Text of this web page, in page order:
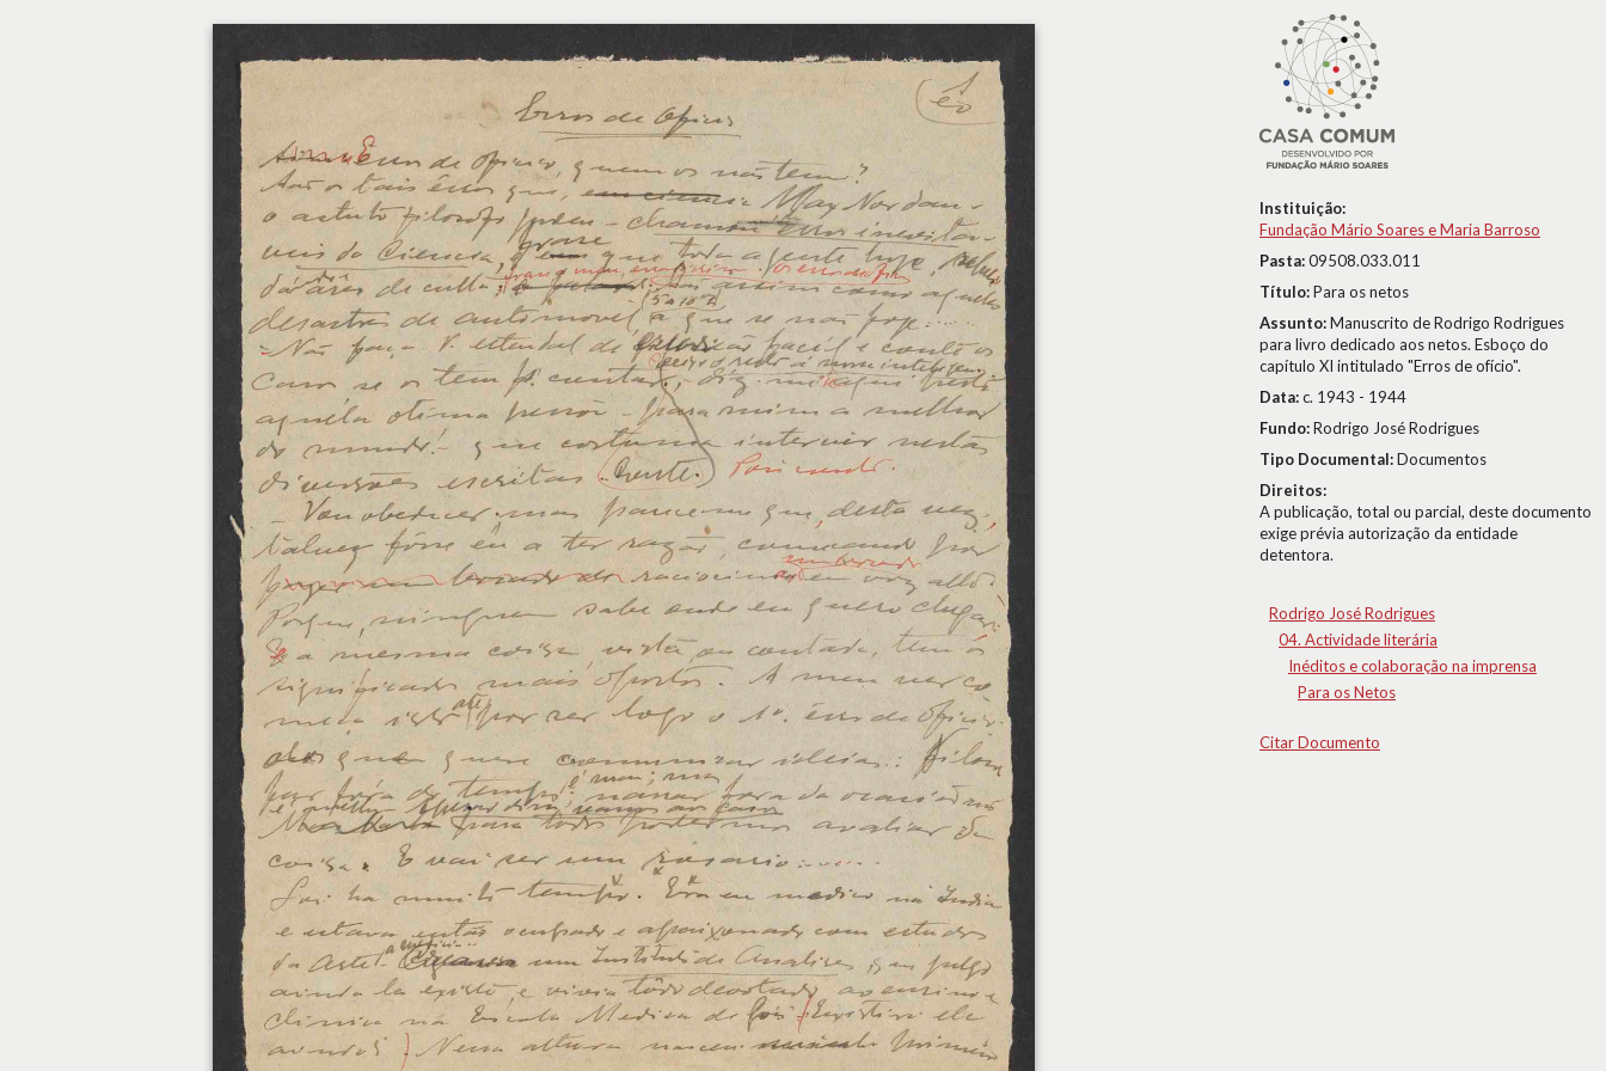
Instituição:
Fundação Mário Soares e Maria Barroso
Pasta:09508.033.011
Título:Para os netos
Assunto:Manuscrito de Rodrigo Rodrigues
para livro dedicado aos netos. Esboço do
capítulo XI intitulado "Erros de ofício".
Data:c. 1943 - 1944
Fundo:Rodrigo José Rodrigues
Tipo Documental:Documentos
Direitos:
A publicação, total ou parcial, deste documento
exige prévia autorização da entidade
detentora.
Rodrigo José Rodrigues
04. Actividade literária
Inéditos e colaboração na imprensa
Para os Netos
Citar Documento